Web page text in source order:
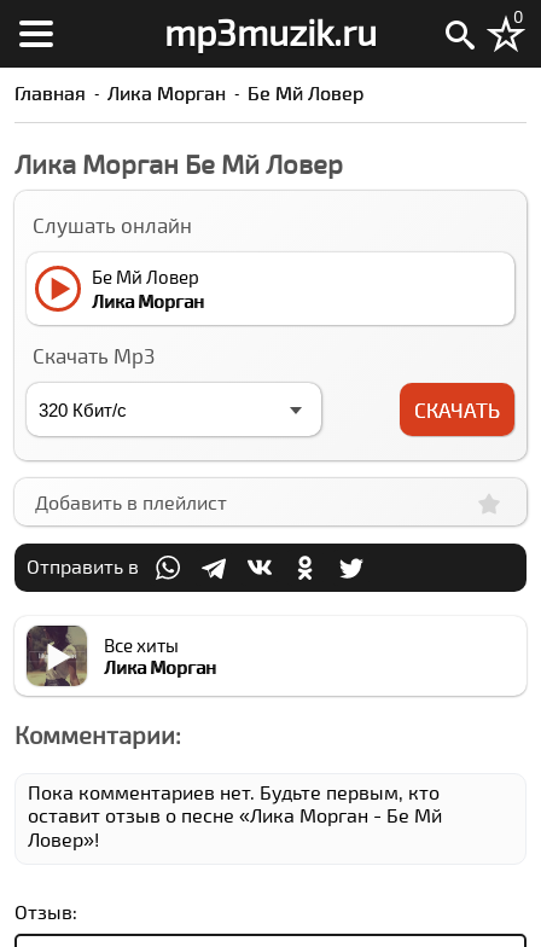
mp3muzik.ru 0
Главная Лика Морган Бе Мй Ловер
Лика Морган Бе Мй Ловер
Слушать онлайн
Бе Мй Ловер
Лика Морган
Скачать Mp3
СКАЧАТЬ
Добавить в плейлист
Отправить в
Все хиты
Лика Морган
Комментарии:
Пока комментариев нет. Будьте первым, кто
оставит отзыв о песне «Лика Морган - Бе Мй
Ловер»!
Отзыв: